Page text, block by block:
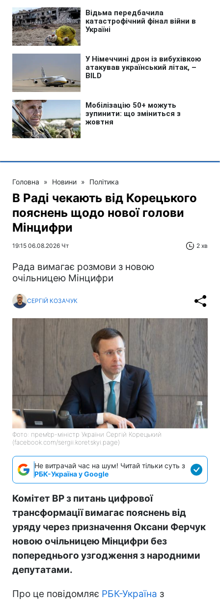
Головна » Новини » Політика
В Раді чекають від Корецького
пояснень щодо нової голови
Мінцифри
19:15 06.08.2026 Чт 2 хв
Рада вимагає розмови з новою
очільницею Мінцифри
СЕРГІЙ КОЗАЧУК
Фото: прем’єр-міністр України Сергій Корецький
(facebook.com/sergii.koretskyi.page)
Не витрачай час на шум! Читай тільки суть з
РБК-Україна у Google
Комітет ВР з питань цифрової
трансформації вимагає пояснень від
уряду через призначення Оксани Ферчук
новою очільницею Мінцифри без
попереднього узгодження з народними
депутатами.
Про це повідомляє РБК-Україна з